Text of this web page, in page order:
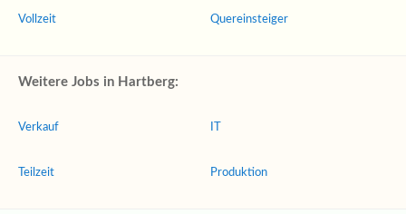
Vollzeit Quereinsteiger
Weitere Jobs in Hartberg:
Verkauf
Teilzeit Produktion